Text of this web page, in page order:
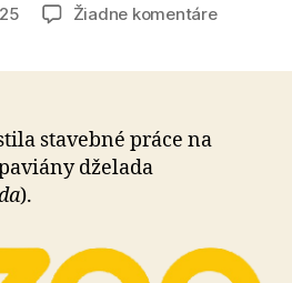
Žiadne komentárena
dželada
stavebné práce na
dželada
).